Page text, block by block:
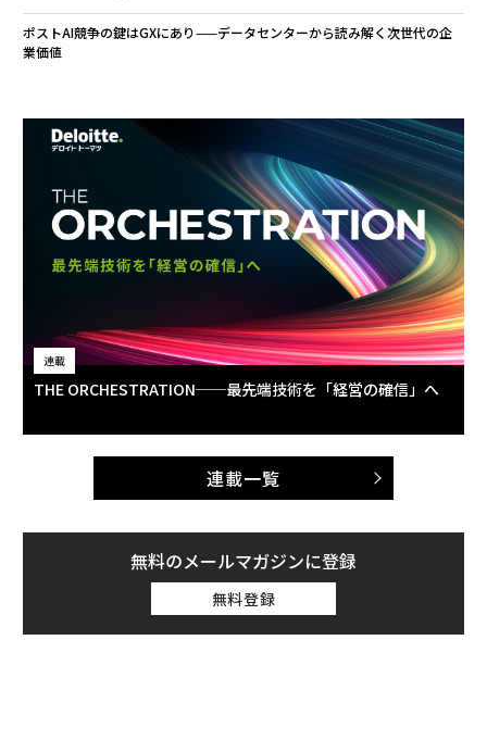
ポストAI競争の鍵はGXにあり——データセンターから読み解く次世代の企
業価値
連載
THE ORCHESTRATION──最先端技術を「経営の確信」へ
連載一覧
無料のメールマガジンに登録
無料登録